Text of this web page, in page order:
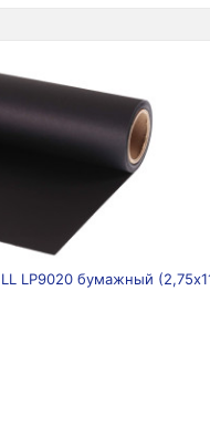
LP9020 бумажный